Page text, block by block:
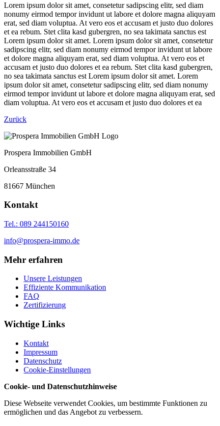
Lorem ipsum dolor sit amet, consetetur sadipscing elitr, sed diam
nonumy eirmod tempor invidunt ut labore et dolore magna aliquyam
erat, sed diam voluptua. At vero eos et accusam et justo duo dolores
et ea rebum. Stet clita kasd gubergren, no sea takimata sanctus est
Lorem ipsum dolor sit amet. Lorem ipsum dolor sit amet, consetetur
sadipscing elitr, sed diam nonumy eirmod tempor invidunt ut labore
et dolore magna aliquyam erat, sed diam voluptua. At vero eos et
accusam et justo duo dolores et ea rebum. Stet clita kasd gubergren,
no sea takimata sanctus est Lorem ipsum dolor sit amet. Lorem
ipsum dolor sit amet, consetetur sadipscing elitr, sed diam nonumy
eirmod tempor invidunt ut labore et dolore magna aliquyam erat, sed
diam voluptua. At vero eos et accusam et justo duo dolores et ea
Zurück
Prospera Immobilien GmbH
Orleansstraße 34
81667 München
Kontakt
Tel.: 089 244150160
info@prospera-immo.de
Mehr erfahren
Unsere Leistungen
Effiziente Kommunikation
FAQ
Zertifizierung
Wichtige Links
Kontakt
Impressum
Datenschutz
Cookie-Einstellungen
Cookie- und Datenschutzhinweise
Diese Webseite verwendet Cookies, um bestimmte Funktionen zu
ermöglichen und das Angebot zu verbessern.